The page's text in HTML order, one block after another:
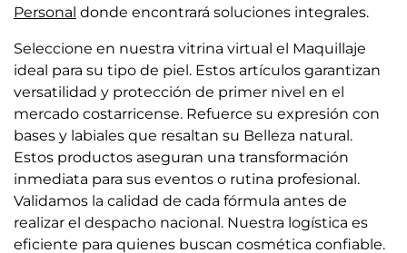
Personal donde encontrará soluciones integrales.
Seleccione en nuestra vitrina virtual el Maquillaje
ideal para su tipo de piel. Estos artículos garantizan
versatilidad y protección de primer nivel en el
mercado costarricense. Refuerce su expresión con
bases y labiales que resaltan su Belleza natural.
Estos productos aseguran una transformación
inmediata para sus eventos o rutina profesional.
Validamos la calidad de cada fórmula antes de
realizar el despacho nacional. Nuestra logística es
eficiente para quienes buscan cosmética confiable.